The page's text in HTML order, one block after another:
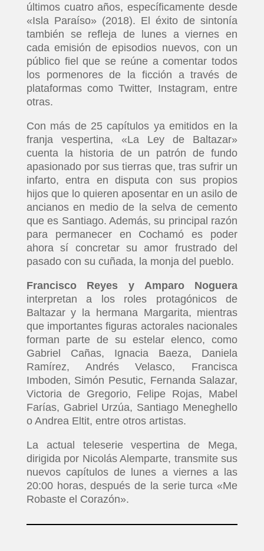
últimos cuatro años, específicamente desde
«Isla Paraíso» (2018). El éxito de sintonía
también se refleja de lunes a viernes en
cada emisión de episodios nuevos, con un
público fiel que se reúne a comentar todos
los pormenores de la ficción a través de
plataformas como Twitter, Instagram, entre
otras.
Con más de 25 capítulos ya emitidos en la
franja vespertina, «La Ley de Baltazar»
cuenta la historia de un patrón de fundo
apasionado por sus tierras que, tras sufrir un
infarto, entra en disputa con sus propios
hijos que lo quieren aposentar en un asilo de
ancianos en medio de la selva de cemento
que es Santiago. Además, su principal razón
para permanecer en Cochamó es poder
ahora sí concretar su amor frustrado del
pasado con su cuñada, la monja del pueblo.
Francisco Reyes y Amparo Noguera
interpretan a los roles protagónicos de
Baltazar y la hermana Margarita, mientras
que importantes figuras actorales nacionales
forman parte de su estelar elenco, como
Gabriel Cañas, Ignacia Baeza, Daniela
Ramírez, Andrés Velasco, Francisca
Imboden, Simón Pesutic, Fernanda Salazar,
Victoria de Gregorio, Felipe Rojas, Mabel
Farías, Gabriel Urzúa, Santiago Meneghello
o Andrea Eltit, entre otros artistas.
La actual teleserie vespertina de Mega,
dirigida por Nicolás Alemparte, transmite sus
nuevos capítulos de lunes a viernes a las
20:00 horas, después de la serie turca «Me
Robaste el Corazón».